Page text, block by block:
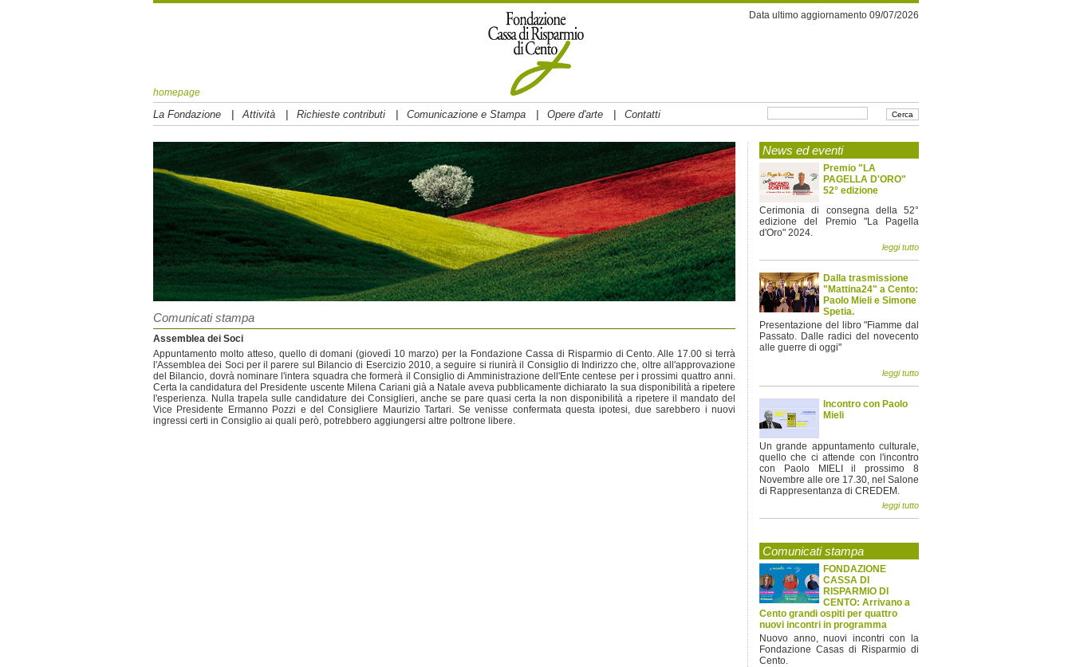
homepage
Data ultimo aggiornamento 09/07/2026
La Fondazione | Attività | Richieste contributi | Comunicazione e Stampa | Opere d'arte | Contatti
Comunicati stampa
Assemblea dei Soci
Appuntamento molto atteso, quello di domani (giovedì 10 marzo) per la Fondazione Cassa di Risparmio di Cento. Alle 17.00 si terrà
l'Assemblea dei Soci per il parere sul Bilancio di Esercizio 2010, a seguire si riunirà il Consiglio di Indirizzo che, oltre all'approvazione
del Bilancio, dovrà nominare l'intera squadra che formerà il Consiglio di Amministrazione dell'Ente centese per i prossimi quattro anni.
Certa la candidatura del Presidente uscente Milena Cariani già a Natale aveva pubblicamente dichiarato la sua disponibilità a ripetere
l'esperienza. Nulla trapela sulle candidature dei Consiglieri, anche se pare quasi certa la non disponibilità a ripetere il mandato del
Vice Presidente Ermanno Pozzi e del Consigliere Maurizio Tartari. Se venisse confermata questa ipotesi, due sarebbero i nuovi
ingressi certi in Consiglio ai quali però, potrebbero aggiungersi altre poltrone libere.
News ed eventi
Premio "LA
PAGELLA D'ORO"
52° edizione
Cerimonia di consegna della 52°
edizione del Premio "La Pagella
d'Oro" 2024.
leggi tutto
Dalla trasmissione
"Mattina24" a Cento:
Paolo Mieli e Simone
Spetia.
Presentazione del libro "Fiamme dal
Passato. Dalle radici del novecento
alle guerre di oggi"
leggi tutto
Incontro con Paolo
Mieli
Un grande appuntamento culturale,
quello che ci attende con l'incontro
con Paolo MIELI il prossimo 8
Novembre alle ore 17.30, nel Salone
di Rappresentanza di CREDEM.
leggi tutto
Comunicati stampa
FONDAZIONE
CASSA DI
RISPARMIO DI
CENTO: Arrivano a
Cento grandi ospiti per quattro
nuovi incontri in programma
Nuovo anno, nuovi incontri con la
Fondazione Casas di Risparmio di
Cento.